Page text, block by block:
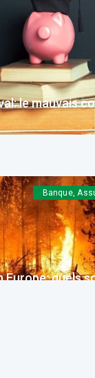
le mauvais
Banque,
Europe: quels